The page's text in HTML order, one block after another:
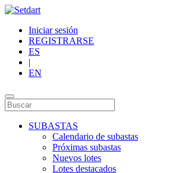
Iniciar sesión
REGISTRARSE
ES
|
EN
SUBASTAS
Calendario de subastas
Próximas subastas
Nuevos lotes
Lotes destacados